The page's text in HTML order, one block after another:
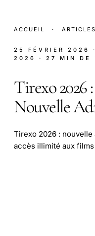
ACCUEIL · ARTICLES
25 FÉVRIER 2026
2026
· 27 MIN DE
Tirexo 2026
Nouvelle
Tirexo 2026 :
accès illimité aux